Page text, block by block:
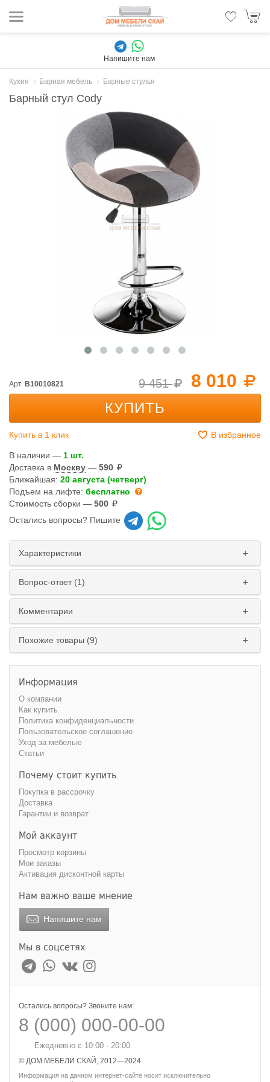
Напишите нам
Кухня Барная мебель Барные стулья
Барный стул Cody
8 010
9 451
Арт. B10010821
КУПИТЬ
Купить в 1 клик В избранное
В наличии — 1 шт.
Доставка в Москву — 590
Ближайшая: 20 августа (четверг)
Подъем на лифте: бесплатно
Стоимость сборки — 500
Остались вопросы? Пишите
Характеристики
Вопрос-ответ (1)
Комментарии
Похожие товары (9)
Информация
О компании
Как купить
Политика конфиденциальности
Пользовательское соглашение
Уход за мебелью
Статьи
Почему стоит купить
Покупка в рассрочку
Доставка
Гарантии и возврат
Мой аккаунт
Просмотр корзины
Мои заказы
Активация дисконтной карты
Нам важно ваше мнение
Напишите нам
Мы в соцсетях
Остались вопросы? Звоните нам:
8 (000) 000-00-00
Ежедневно с 10:00 - 20:00
© ДОМ МЕБЕЛИ СКАЙ, 2012—2024
Информация на данном интернет-сайте носит исключительно